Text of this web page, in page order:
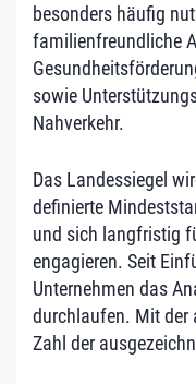
besonders häufig
familienfreundliche
sowie
Nahverkehr.
Das Landessiegel
definierte
und sich langfristig
engagieren. Seit
Unternehmen das
durchlaufen. Mit der
Zahl der